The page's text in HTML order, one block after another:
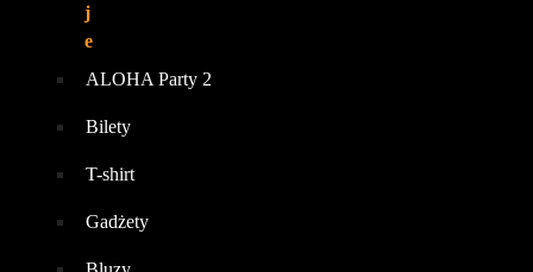
j
e
ALOHA Party 2
Bilety
T-shirt
Gadżety